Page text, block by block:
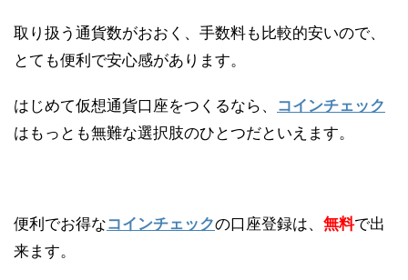
取り扱う通貨数がおおく、手数料も比較的安いので、
とても便利で安心感があります。
はじめて仮想通貨口座をつくるなら、 コインチェック
はもっとも無難な選択肢のひとつだといえます。
便利でお得なコインチェックの口座登録は、 無料で出
来ます。